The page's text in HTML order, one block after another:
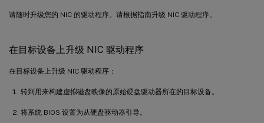
请随时升级您的 NIC 的驱动程序。请根据指南升级 NIC 驱动程序。
在目标设备上升级 NIC 驱动程序
在目标设备上升级 NIC 驱动程序：
转到用来构建虚拟磁盘映像的原始硬盘驱动器所在的目标设备。
将系统 BIOS 设置为从硬盘驱动器引导。